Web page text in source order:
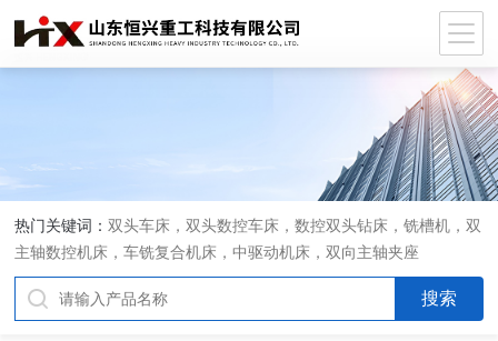
热门关键词：双头车床，双头数控车床，数控双头钻床，铣槽机，双
主轴数控机床，车铣复合机床，中驱动机床，双向主轴夹座